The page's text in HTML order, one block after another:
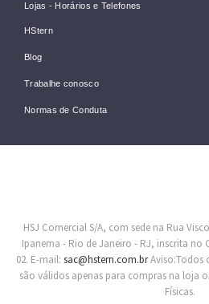
Lojas - Horários e Telefones
HStern
Blog
Trabalhe conosco
Normas de Conduta
HSJ Comercial S/A, com sede na Rua
Ipanema - Rio de Janeiro - RJ, inscrita no
02. E-mail: sac@hstern.com.brAviso:Todos
são válidos apenas para compras na loja
Físicas.